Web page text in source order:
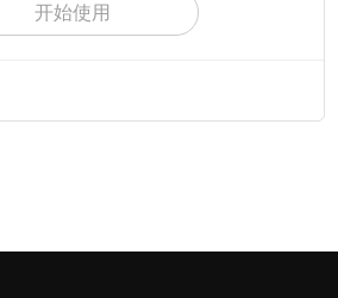
开始使用